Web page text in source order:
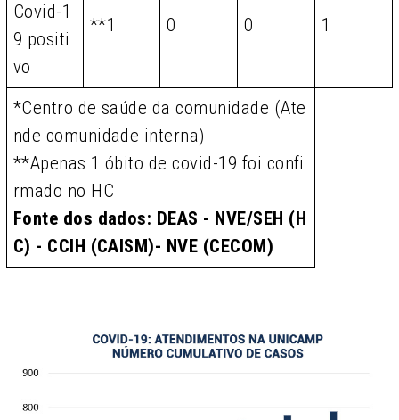
Covid-1
9 positi
vo
**1 0 0 1
*Centro de saúde da comunidade (Ate
nde comunidade interna)
**Apenas 1 óbito de covid-19 foi confi
rmado no HC
Fonte dos dados: DEAS - NVE/SEH (H
C) - CCIH (CAISM)- NVE (CECOM)